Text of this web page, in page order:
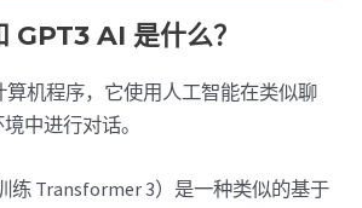
AI 是什么？
算机程序，它使用人工智能在类似聊
中进行对话。
练 Transformer 3）是一种类似的基于